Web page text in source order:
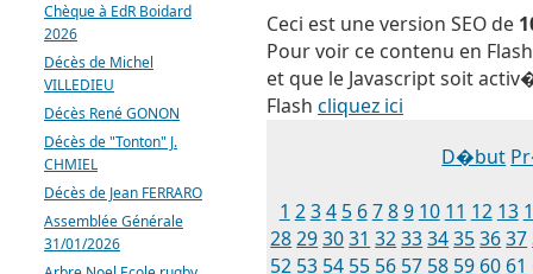
Ceci est une version SEO de
Pour voir ce contenu en
et que le Javascript soit
Flashcliquez ici
D�but
1 234 5 6789 10 11 12 13
28293031 323334353637
52 53 54 55 56 57 58 59 60 61
Chèque à EdR Boidard
2026
Décès de Michel
VILLEDIEU
Décès René GONON
Décès de "Tonton" J.
CHMIEL
Décès de Jean FERRARO
Assemblée Générale
31/01/2026